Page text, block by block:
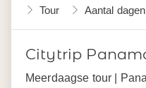
Tour Aantal
Citytrip
Meerdaagse tour |